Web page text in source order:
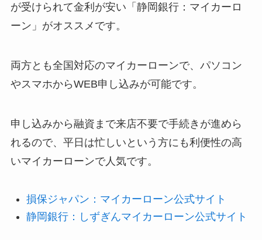
が受けられて金利が安い「静岡銀行：マイカーロ
ーン」がオススメです。
両方とも全国対応のマイカーローンで、パソコン
やスマホからWEB申し込みが可能です。
申し込みから融資まで来店不要で手続きが進めら
れるので、平日は忙しいという方にも利便性の高
いマイカーローンで人気です。
損保ジャパン：マイカーローン公式サイト
静岡銀行：しずぎんマイカーローン公式サイト